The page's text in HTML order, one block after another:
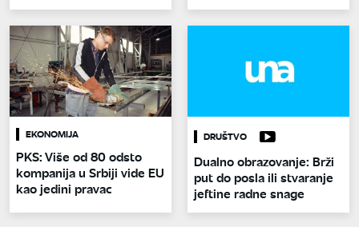
EKONOMIJA
PKS: Više od 80 odsto
kompanija u Srbiji vide EU
kao jedini pravac
DRUŠTVO
Dualno obrazovanje: Brži
put do posla ili stvaranje
jeftine radne snage